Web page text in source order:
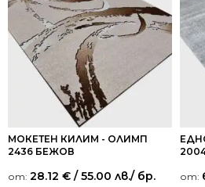
МОКЕТЕН КИЛИМ - ОЛИМП
2436 БЕЖОВ
от: 28.12 € / 55.00 лв./ бр. от: